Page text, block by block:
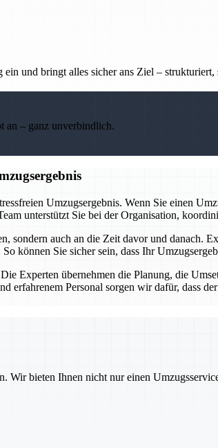
und bringt alles sicher ans Ziel – strukturiert,
an – ganz unverbindlich.
Umzugsergebnis. Wenn Sie einen
unterstützt Sie bei der Organisation,
sondern auch an die Zeit davor und danach.
können Sie sicher sein, dass Ihr
Experten übernehmen die Planung, die
erfahrenem Personal sorgen wir dafür, dass
Wir bieten Ihnen nicht nur einen